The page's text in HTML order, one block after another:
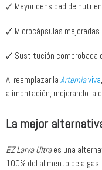
🗸 Mayor densidad de
🗸 Microcápsulas
🗸 Sustitución comprobada
Al reemplazar la Artemiaviva
alimentación, mejorando la
La mejor
EZ Larva Ultraes una
100% del alimento de